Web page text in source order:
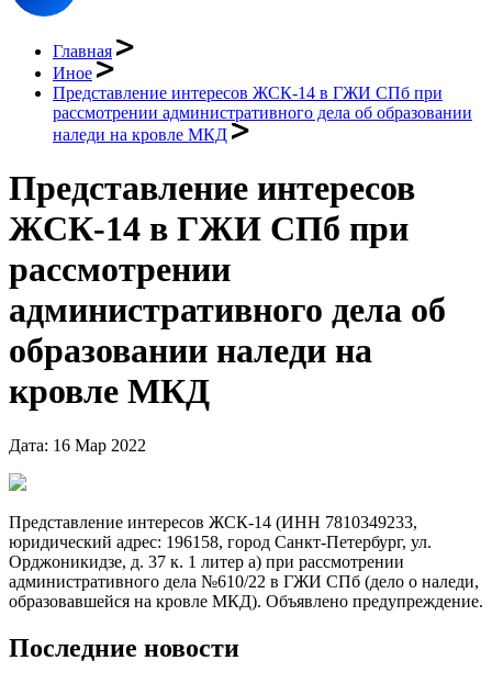
Главная
Иное
Представление интересов ЖСК-14 в ГЖИ СПб при
рассмотрении административного дела об образовании
наледи на кровле МКД
Представление интересов
ЖСК-14 в ГЖИ СПб при
рассмотрении
административного дела об
образовании наледи на
кровле МКД
Дата: 16 Мар 2022
Представление интересов ЖСК-14 (ИНН 7810349233,
юридический адрес: 196158, город Санкт-Петербург, ул.
Орджоникидзе, д. 37 к. 1 литер а) при рассмотрении
административного дела №610/22 в ГЖИ СПб (дело о наледи,
образовавшейся на кровле МКД). Объявлено предупреждение.
Последние новости